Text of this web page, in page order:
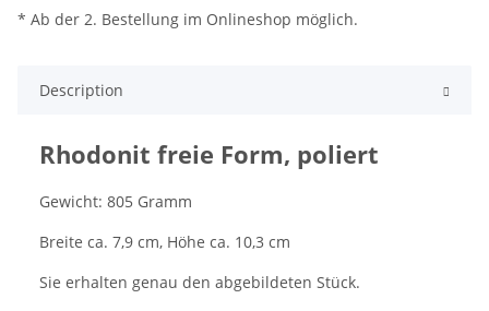
* Ab der 2. Bestellung im Onlineshop möglich.
Description
Rhodonit freie Form, poliert
Gewicht: 805 Gramm
Breite ca. 7,9 cm, Höhe ca. 10,3 cm
Sie erhalten genau den abgebildeten Stück.